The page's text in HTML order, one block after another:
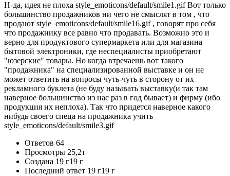
Н-да, идея не плоха style_emoticons/default/smile1.gifВот только
большинство продажников ни чего не смыслят в том , что
продают style_emoticons/default/smile16.gif, говорят про себя
что продажнику все равно что продавать. Возможно это и
верно для продуктового супермаркета или для магазина
бытовой электроники, где неспециалисты приобретают
"юзерские" товары. Но когда втречаешь вот такого
"продажника" на специализированной выставке и он не
может ответить на вопросы чуть-чуть в сторону от их
рекламного буклета (не буду называть выставку(и так там
наверное большинство из нас раз в год бывает) и фирму (ибо
продукция их неплоха). Так что придется наверное какого
нибудь своего спеца на продажника учить
style_emoticons/default/smile3.gif
Ответов 64
Просмотры 25,2т
Создана 19 г19 г
Последний ответ 19 г19 г